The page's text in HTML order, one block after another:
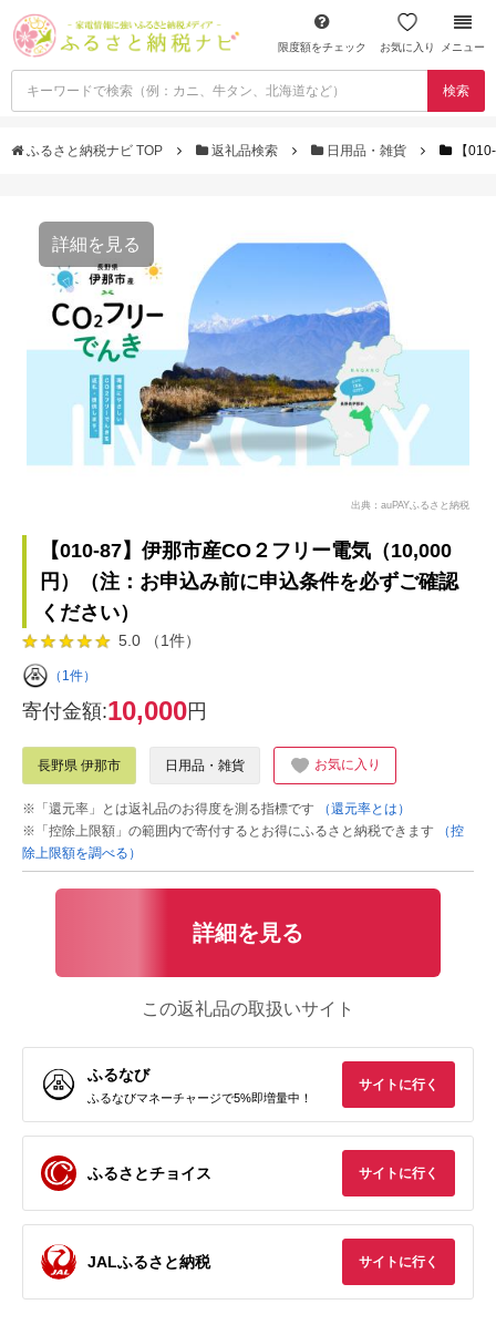
限度額をチェック お気に入り メニュー
検索
ふるさと納税ナビ TOP 返礼品検索 日用品・雑貨 【
詳細を見る
出典：auPAYふるさと納税
【010-87】伊那市産CO２フリー電気（10,000
円）（注：お申込み前に申込条件を必ずご確認
ください）
5.0 （1件）
（1件）
寄付金額:10,000円
長野県 伊那市 日用品・雑貨 お気に入り
※「還元率」とは返礼品のお得度を測る指標です
（還元率とは）
※「控除上限額」の範囲内で寄付するとお得にふるさと納税できます
（控
除上限額を調べる）
詳細を見る
この返礼品の取扱いサイト
ふるなび
ふるなびマネーチャージで5%即増量中！
サイトに行く
ふるさとチョイス サイトに行く
JALふるさと納税 サイトに行く